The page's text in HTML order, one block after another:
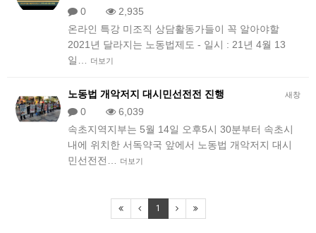
0
2,935
온라인 특강 미조직 상담활동가들이 꼭 알아야할
2021년 달라지는 노동법제도 - 일시 : 21년 4월 13
일…
더보기
새창
노동법 개악저지 대시민선전전 진행
0
6,039
속초지역지부는 5월 14일 오후5시 30분부터 속초시
내에 위치한 서독약국 앞에서 노동법 개악저지 대시
민선전전…
더보기
1